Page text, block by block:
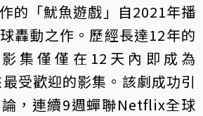
的「魷魚遊戲」自2021年播
轟動之作。歷經長達12年的
集僅僅在12天內即成為
受歡迎的影集。該劇成功引
，連續9週蟬聯Netflix全球